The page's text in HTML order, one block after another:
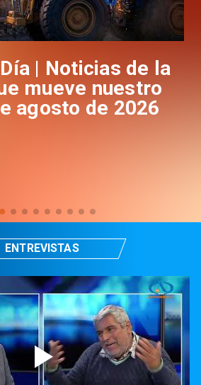
| Noticias de la
mueve nuestro
Agosto de 2026
ENTREVISTAS